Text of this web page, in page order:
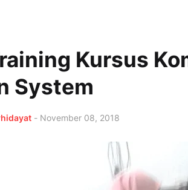
Kursus
System
- November 08, 2018